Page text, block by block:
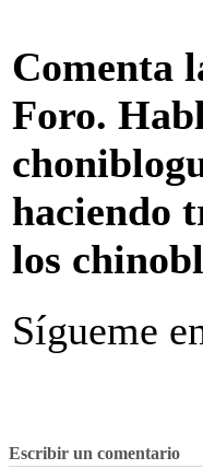
Comenta
Foro.
haciendo
los
Sígueme
Escribir un comentario